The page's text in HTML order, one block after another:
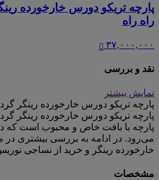
پارچه تریکو دورس خارخورده
راه راه
۳۷,۰۰۰,۰۰۰
نقد و بررسی
نمایش بیشتر
پارچه تریکو دورس خارخورده رینگر
پارچه تریکو دورس خارخورده رینگر
پارچه با بافت خاص و محبوب است که
می‌رود. در ادامه به بررسی بیشتری
خارخورده رینگر و خرید از نساجی
مشخصات